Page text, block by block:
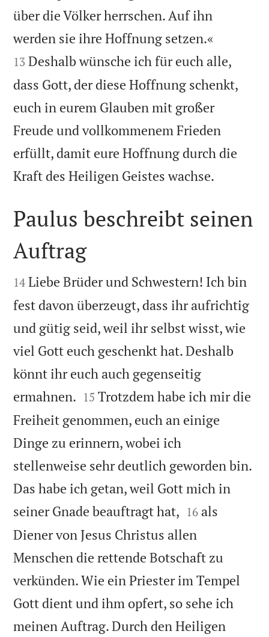
über die Völker herrschen. Auf ihn
werden sie ihre Hoffnung setzen.«
13 Deshalb wünsche ich für euch alle,
dass Gott, der diese Hoffnung schenkt,
euch in eurem Glauben mit großer
Freude und vollkommenem Frieden
erfüllt, damit eure Hoffnung durch die
Kraft des Heiligen Geistes wachse.

Paulus beschreibt seinen
Auftrag

14 Liebe Brüder und Schwestern! Ich bin
fest davon überzeugt, dass ihr aufrichtig
und gütig seid, weil ihr selbst wisst, wie
viel Gott euch geschenkt hat. Deshalb
könnt ihr euch auch gegenseitig
ermahnen. 

15 Trotzdem habe ich mir die
Freiheit genommen, euch an einige
Dinge zu erinnern, wobei ich
stellenweise sehr deutlich geworden bin.
Das habe ich getan, weil Gott mich in
seiner Gnade beauftragt hat, 

16 als
Diener von Jesus Christus allen
Menschen die rettende Botschaft zu
verkünden. Wie ein Priester im Tempel
Gott dient und ihm opfert, so sehe ich
meinen Auftrag. Durch den Heiligen